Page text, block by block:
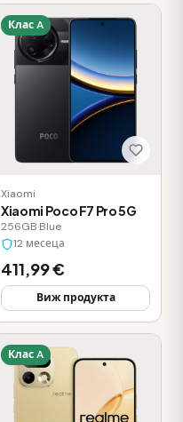
Клас A
Xiaomi
Xiaomi Poco F7 Pro 5G
256GB·Blue
12 месеца
411,99 €
Виж продукта
Клас A